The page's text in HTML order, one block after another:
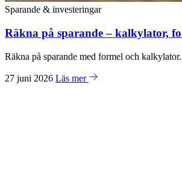
Sparande & investeringar
Räkna på sparande – kalkylator,
Räkna på sparande med formel och
27 juni 2026 Läs mer